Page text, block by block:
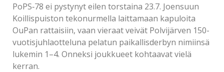
PoPS‑78 ei pystynyt eilen torstaina 23.7. Joensuun
Koillispuiston tekonurmella laittamaan kapuloita
OuPan rattaisiin, vaan vieraat veivät Polvijärven 150-
vuotisjuhlaotteluna pelatun paikallisderbyn nimiinsä
lukemin 1–4. Onneksi joukkueet kohtaavat vielä
kerran.